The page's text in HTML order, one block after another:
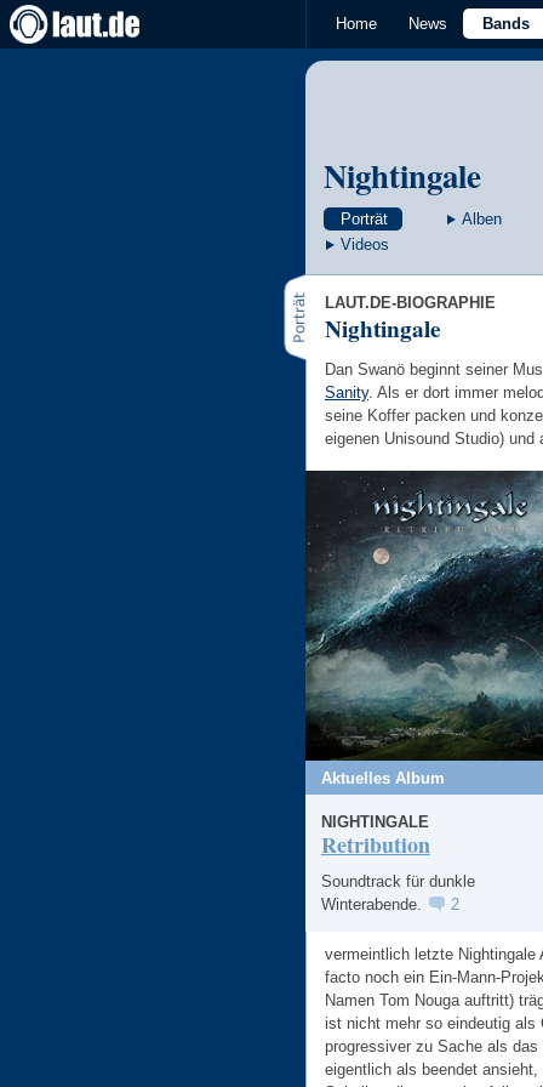
Home News Bands
Nightingale
Porträt
Alben
Videos
LAUT.DE-BIOGRAPHIE
Nightingale
Dan Swanö beginnt seiner
Sanity. Als er dort immer
seine Koffer packen und
eigenen Unisound Studio)
Aktuelles Album
NIGHTINGALE
Retribution
Soundtrack für dunkle
Winterabende.
2
vermeintlich letzte Nightingale
facto noch ein Ein-Mann-
Namen Tom Nouga auftritt)
ist nicht mehr so eindeutig als
progressiver zu Sache als
eigentlich als beendet